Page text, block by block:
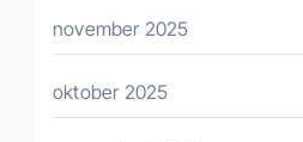
november 2025
oktober 2025